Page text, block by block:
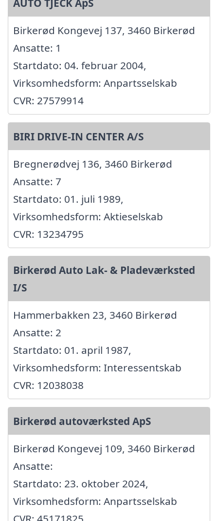
AUTO TJECK ApS
Birkerød Kongevej 137, 3460 Birkerød
Ansatte: 1
Startdato: 04. februar 2004,
Virksomhedsform: Anpartsselskab
CVR: 27579914
BIRI DRIVE-IN CENTER A/S
Bregnerødvej 136, 3460 Birkerød
Ansatte: 7
Startdato: 01. juli 1989,
Virksomhedsform: Aktieselskab
CVR: 13234795
Birkerød Auto Lak- & Pladeværksted
I/S
Hammerbakken 23, 3460 Birkerød
Ansatte: 2
Startdato: 01. april 1987,
Virksomhedsform: Interessentskab
CVR: 12038038
Birkerød autoværksted ApS
Birkerød Kongevej 109, 3460 Birkerød
Ansatte:
Startdato: 23. oktober 2024,
Virksomhedsform: Anpartsselskab